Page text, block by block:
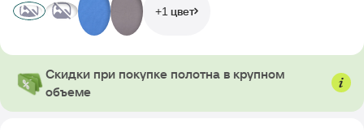
+1 цвет
Скидки при покупке полотна в крупном
объеме